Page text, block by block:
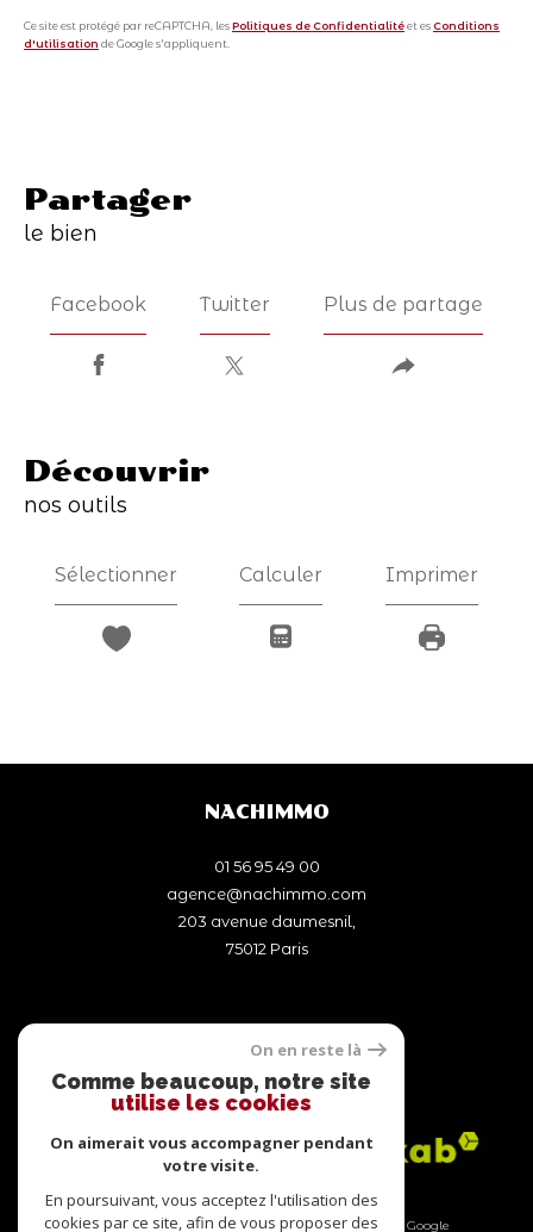
Ce site est protégé par reCAPTCHA, lesPolitiques de Confidentialitéet es Conditions
d'utilisation de Google s'appliquent.
partager
le bien
Facebook Twitter Plus de partage
découvrir
nos outils
Sélectionner Calculer Imprimer
NACHIMMO
01 56 95 49 00
agence@nachimmo.com
203 avenue daumesnil,
75012
paris
ADHÉRENTS
© 2026 | Tous droits réservés | Traduction powered by Google
On en reste là
Comme beaucoup, notre site
utilise les cookies
On aimerait vous accompagner pendant
votre visite.
En poursuivant, vous acceptez l'utilisation des
cookies par ce site, afin de vous proposer des